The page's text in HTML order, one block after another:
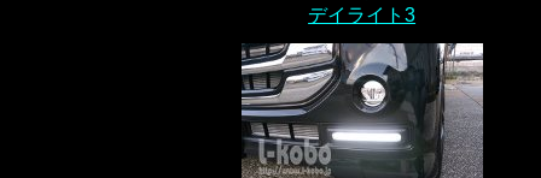
デイライト3